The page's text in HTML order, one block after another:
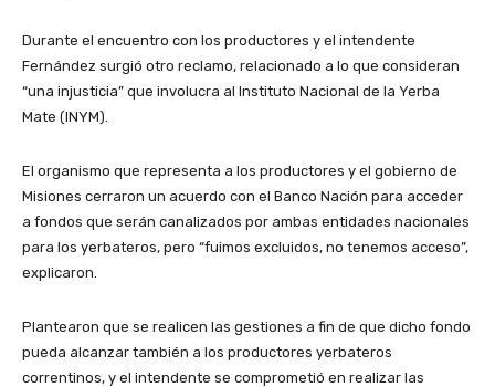
Durante el encuentro con los productores y el intendente
Fernández surgió otro reclamo, relacionado a lo que consideran
“una injusticia” que involucra al Instituto Nacional de la Yerba
Mate (INYM).
El organismo que representa a los productores y el gobierno de
Misiones cerraron un acuerdo con el Banco Nación para acceder
a fondos que serán canalizados por ambas entidades nacionales
para los yerbateros, pero “fuimos excluidos, no tenemos acceso”,
explicaron.
Plantearon que se realicen las gestiones a fin de que dicho fondo
pueda alcanzar también a los productores yerbateros
correntinos, y el intendente se comprometió en realizar las